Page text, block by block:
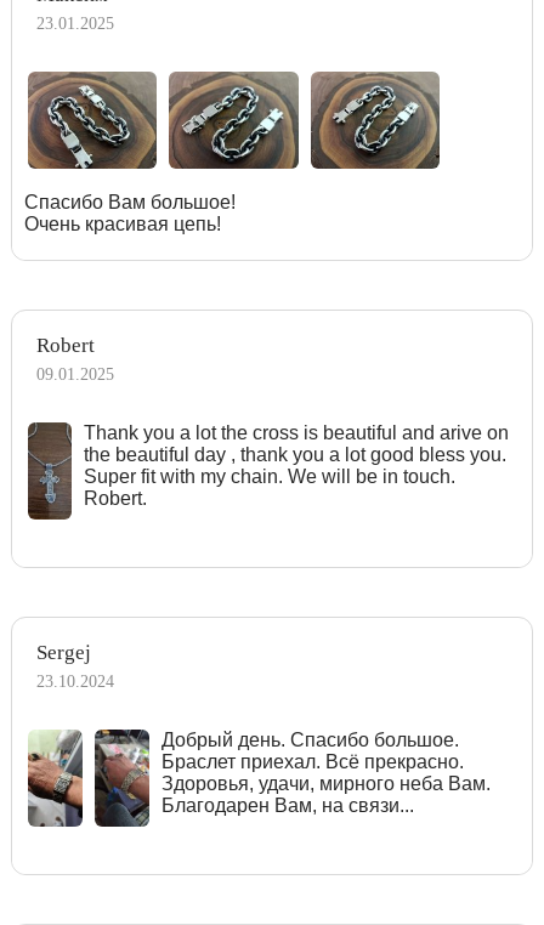
23.01.2025
Спасибо Вам большое!
Очень красивая цепь!
Robert
09.01.2025
Тhank you a lot the cross is beautiful and arive on
the beautiful day , thank you a lot good bless you.
Super fit with my chain. We will be in touch.
Robert.
Sergej
23.10.2024
Добрый день. Спасибо большое.
Браслет приехал. Всё прекрасно.
Здоровья, удачи, мирного неба Вам.
Благодарен Вам, на связи...